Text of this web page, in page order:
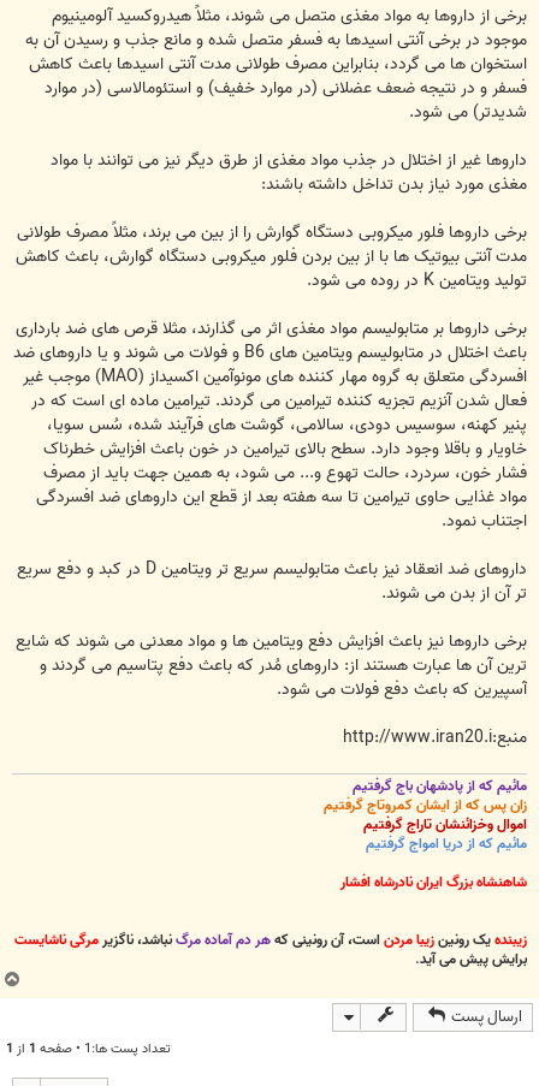
برخی از داروها به مواد مغذی متصل می شوند، مثلاً هیدروکسید آلومینیوم
موجود در برخی آنتی اسیدها به فسفر متصل شده و مانع جذب و رسیدن آن به
استخوان ها می گردد، بنابراین مصرف طولانی مدت آنتی اسیدها باعث کاهش
فسفر و در نتیجه ضعف عضلانی (در موارد خفیف) و استئومالاسی (در موارد
شدیدتر) می شود.
داروها غیر از اختلال در جذب مواد مغذی از طرق دیگر نیز می توانند با مواد
مغذی مورد نیاز بدن تداخل داشته باشند:
برخی داروها فلور میکروبی دستگاه گوارش را از بین می برند، مثلاً مصرف طولانی
مدت آنتی بیوتیک ها با از بین بردن فلور میکروبی دستگاه گوارش، باعث کاهش
تولید ویتامین K در روده می شود.
برخی داروها بر متابولیسم مواد مغذی اثر می گذارند، مثلا قرص های ضد بارداری
باعث اختلال در متابولیسم ویتامین های B6 و فولات می شوند و یا داروهای ضد
افسردگی متعلق به گروه مهار کننده های مونوآمین اکسیداز (MAO) موجب غیر
فعال شدن آنزیم تجزیه کننده تیرامین می گردند. تیرامین ماده ای است که در
پنیر کهنه، سوسیس دودی، سالامی، گوشت های فرآیند شده، سُس سویا،
خاویار و باقلا وجود دارد. سطح بالای تیرامین در خون باعث افزایش خطرناک
فشار خون، سردرد، حالت تهوع و... می شود، به همین جهت باید از مصرف
مواد غذایی حاوی تیرامین تا سه هفته بعد از قطع این داروهای ضد افسردگی
اجتناب نمود.
داروهای ضد انعقاد نیز باعث متابولیسم سریع تر ویتامین D در کبد و دفع سریع
تر آن از بدن می شوند.
برخی داروها نیز باعث افزایش دفع ویتامین ها و مواد معدنی می شوند که شایع
ترین آن ها عبارت هستند از: داروهای مُدر که باعث دفع پتاسیم می گردند و
آسپیرین که باعث دفع فولات می شود.
منبع:http://www.iran20.i
مائیم که از پادشهان باج گرفتیم
زان پس که از ایشان کمروتاج گرفتیم
اموال وخزائنشان تاراج گرفتیم
مائیم که از دریا امواج گرفتیم
شاهنشاه بزرگ ایران نادرشاه افشار
زیبندهیک رونینزیبا مردن است، آن رونینی کههر دم آماده مرگنباشد، ناگزیرمرگی ناشایست
برایش پیش می آید.
ارسال پست
تعداد پست ها:1 • صفحه 1 از 1